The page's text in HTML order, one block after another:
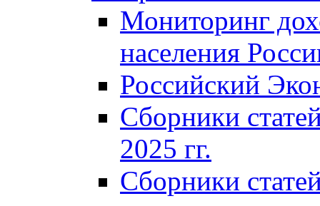
Мониторинг
населения
Российский
Сборники
2025 гг.
Сборники